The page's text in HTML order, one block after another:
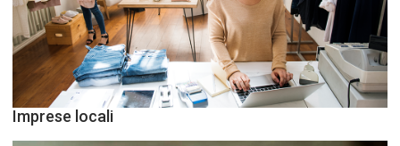
Imprese locali